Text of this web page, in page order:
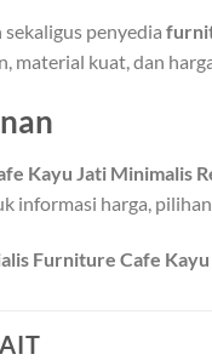
penyedia
material kuat, dan
Kayu Jati Minimalis
informasi harga,
Furniture Cafe